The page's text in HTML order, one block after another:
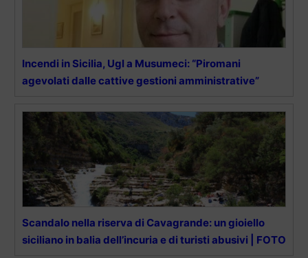
Incendi in Sicilia, Ugl a Musumeci: “Piromani
agevolati dalle cattive gestioni amministrative”
Scandalo nella riserva di Cavagrande: un gioiello
siciliano in balia dell’incuria e di turisti abusivi | FOTO